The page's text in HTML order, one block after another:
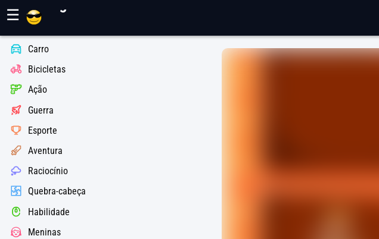
☰
Carro
Bicicletas
Ação
Guerra
Esporte
Aventura
Raciocínio
Quebra-cabeça
Habilidade
Meninas